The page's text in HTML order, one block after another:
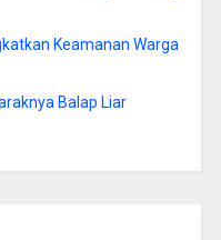
Keamanan Warga
Balap Liar